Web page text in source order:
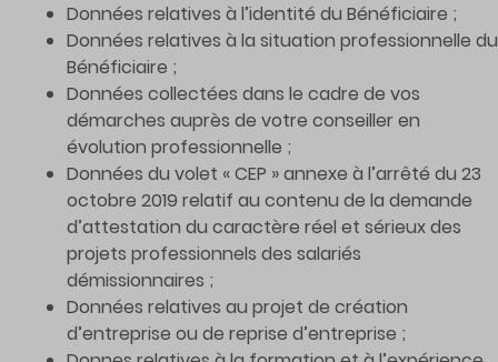
Données relatives à l’identité du Bénéficiaire ;
Données relatives à la situation professionnelle du
Bénéficiaire ;
Données collectées dans le cadre de vos
démarches auprès de votre conseiller en
évolution professionnelle ;
Données du volet « CEP » annexe à l’arrêté du 23
octobre 2019 relatif au contenu de la demande
d’attestation du caractère réel et sérieux des
projets professionnels des salariés
démissionnaires ;
Données relatives au projet de création
d’entreprise ou de reprise d’entreprise ;